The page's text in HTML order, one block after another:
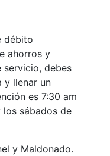
débito
ahorros y
servicio, debes
y llenar un
es 7:30 am
los sábados de
y Maldonado.